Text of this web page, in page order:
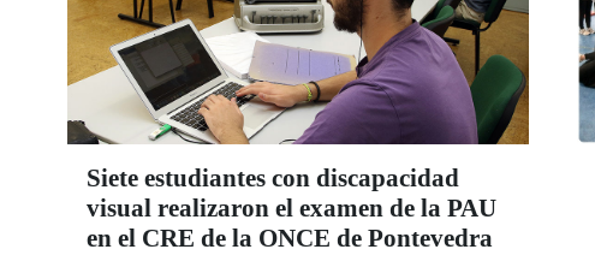
Siete estudiantes con discapacidad
visual realizaron el examen de la PAU
en el CRE de la ONCE de Pontevedra